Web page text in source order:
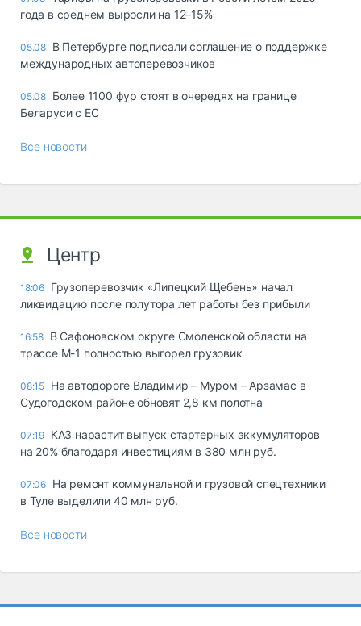
года в среднем выросли на 12–15%
05.08 В Петербурге подписали соглашение о поддержке
международных автоперевозчиков
05.08 Более 1100 фур стоят в очередях на границе
Беларуси с ЕС
Все новости
Центр
18:06 Грузоперевозчик «Липецкий Щебень» начал
ликвидацию после полутора лет работы без прибыли
16:58 В Сафоновском округе Смоленской области на
трассе М-1 полностью выгорел грузовик
08:15 На автодороге Владимир – Муром – Арзамас в
Судогодском районе обновят 2,8 км полотна
07:19 КАЗ нарастит выпуск стартерных аккумуляторов
на 20% благодаря инвестициям в 380 млн руб.
07:06 На ремонт коммунальной и грузовой спецтехники
в Туле выделили 40 млн руб.
Все новости